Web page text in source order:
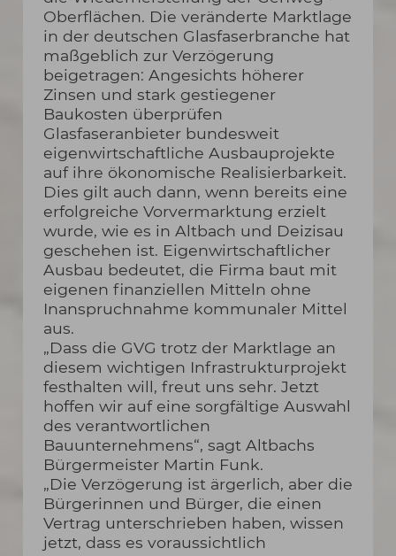
Oberflächen. Die veränderte Marktlage
in der deutschen Glasfaserbranche hat
maßgeblich zur Verzögerung
beigetragen: Angesichts höherer
Zinsen und stark gestiegener
Baukosten überprüfen
Glasfaseranbieter bundesweit
eigenwirtschaftliche Ausbauprojekte
auf ihre ökonomische Realisierbarkeit.
Dies gilt auch dann, wenn bereits eine
erfolgreiche Vorvermarktung erzielt
wurde, wie es in Altbach und Deizisau
geschehen ist. Eigenwirtschaftlicher
Ausbau bedeutet, die Firma baut mit
eigenen finanziellen Mitteln ohne
Inanspruchnahme kommunaler Mittel
aus.
„Dass die GVG trotz der Marktlage an
diesem wichtigen Infrastrukturprojekt
festhalten will, freut uns sehr. Jetzt
hoffen wir auf eine sorgfältige Auswahl
des verantwortlichen
Bauunternehmens“, sagt Altbachs
Bürgermeister Martin Funk.
„Die Verzögerung ist ärgerlich, aber die
Bürgerinnen und Bürger, die einen
Vertrag unterschrieben haben, wissen
jetzt, dass es voraussichtlich